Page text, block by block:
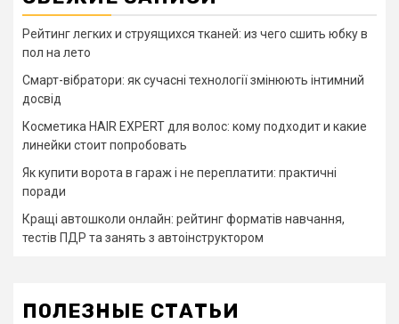
Рейтинг легких и струящихся тканей: из чего сшить юбку в
пол на лето
Смарт-вібратори: як сучасні технології змінюють інтимний
досвід
Косметика HAIR EXPERT для волос: кому подходит и какие
линейки стоит попробовать
Як купити ворота в гараж і не переплатити: практичні
поради
Кращі автошколи онлайн: рейтинг форматів навчання,
тестів ПДР та занять з автоінструктором
ПОЛЕЗНЫЕ СТАТЬИ